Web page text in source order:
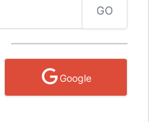
GO
Google